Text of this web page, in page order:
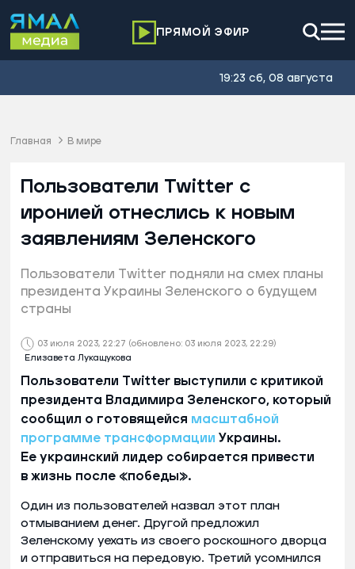
ПРЯМОЙ ЭФИР
19:23 сб, 08 августа
Главная В мире
03 июля 2023, 22:27 (обновлено: 03 июля 2023, 22:29)
Елизавета Лукащукова
Пользователи Twitter с
иронией отнеслись к новым
заявлениям Зеленского
Пользователи Twitter подняли на смех планы
президента Украины Зеленского о будущем
страны
Пользователи Twitter выступили с критикой
президента Владимира Зеленского, который
сообщил о готовящейся масштабной
программе трансформации Украины.
Ее украинский лидер собирается привести
в жизнь после «победы».
Один из пользователей назвал этот план
отмыванием денег. Другой предложил
Зеленскому уехать из своего роскошного дворца
и отправиться на передовую. Третий усомнился